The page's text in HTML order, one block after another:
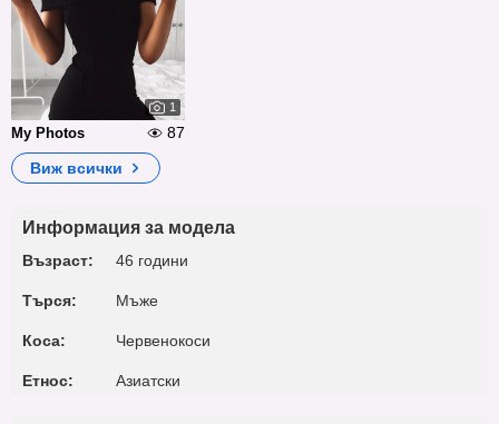
1
My Photos
87
Виж всички
Информация за модела
Възраст: 46 години
Търся: Мъже
Коса: Червенокоси
Етнос: Азиатски